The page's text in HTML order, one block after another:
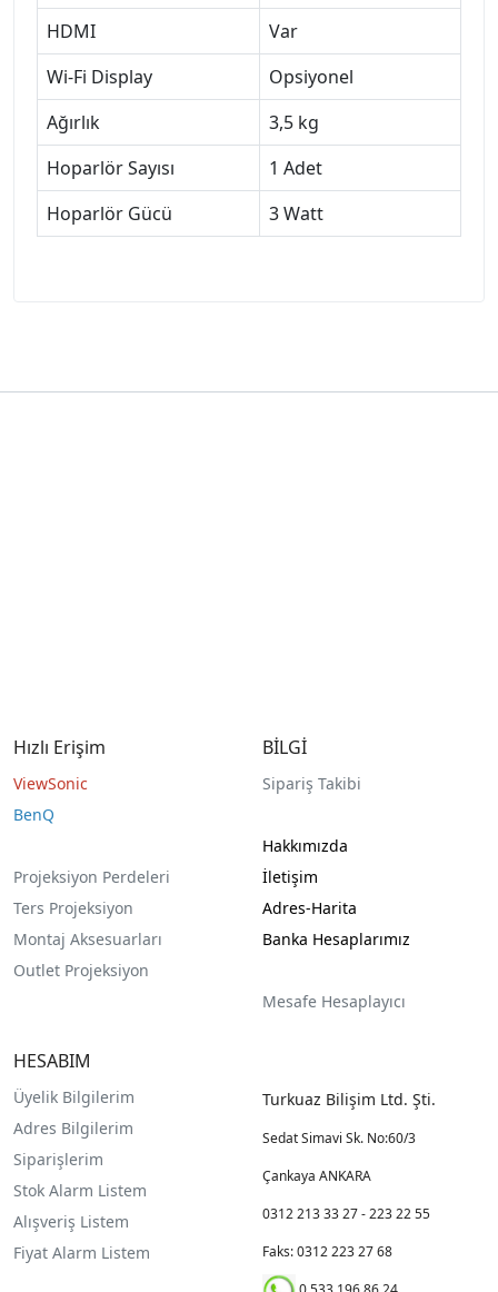
HDMI
Var
Wi-Fi Display
Opsiyonel
Ağırlık
3,5 kg
Hoparlör Sayısı
1 Adet
Hoparlör Gücü
3 Watt
Hızlı Erişim
ViewSonic
BenQ
Projeksiyon Perdeleri
Ters Projeksiyon
Montaj Aksesuarları
Outlet Projeksiyon
BİLGİ
Sipariş Takibi
Hakkımızda
İletişim
Adres-Harita
Banka Hesaplarımız
Mesafe Hesaplayıcı
HESABIM
Üyelik Bilgilerim
Adres Bilgilerim
Siparişlerim
Stok Alarm Listem
Alışveriş Listem
Fiyat Alarm Listem
Turkuaz Bilişim Ltd. Şti.
Sedat Simavi Sk. No:60/3
Çankaya ANKARA
0312 213 33 27 - 223 22 55
Faks: 0312 223 27 68